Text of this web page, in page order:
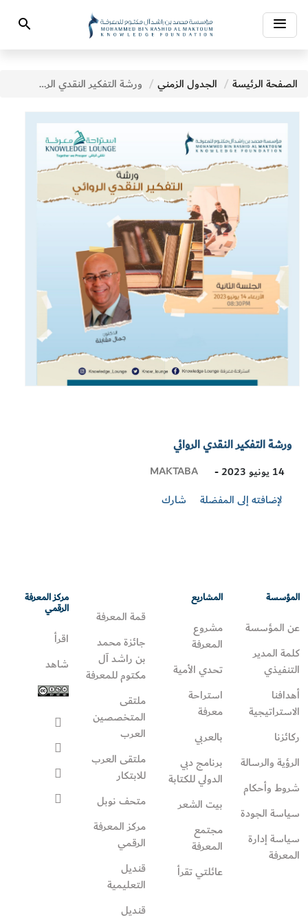
Toggle
navigation
Search
الصفحة الرئيسة الجدول الزمني ورشة التفكير النقدي الروائي
ورشة التفكير النقدي الروائي
14 يونيو 2023 -
Visit
لإضافته إلى المفضلة
شارك
المؤسسة
عن المؤسسة
كلمة المدير
التنفيذي
أهدافنا
الاستراتيجية
ركائزنا
الرؤية والرسالة
شروط وأحكام
سياسة الجودة
سياسة إدارة
المعرفة
المشاريع
مشروع
المعرفة
تحدي الأمية
استراحة
معرفة
بالعربي
برنامج دبي
الدولي للكتابة
بيت الشعر
مجتمع
المعرفة
عائلتي تقرأ‎
قمة المعرفة
جائزة محمد
بن راشد آل
مكتوم للمعرفة
ملتقى
المتخصصين
العرب
ملتقى العرب
للابتكار
متحف نوبل
مركز المعرفة
الرقمي
قنديل
التعليمية
قنديل
مركز المعرفة
الرقمي
اقرأ
شاهد